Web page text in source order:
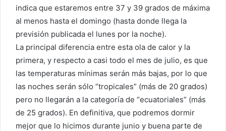
indica que estaremos entre 37 y 39 grados de máxima
al menos hasta el domingo (hasta donde llega la
previsión publicada el lunes por la noche).
La principal diferencia entre esta ola de calor y la
primera, y respecto a casi todo el mes de julio, es que
las temperaturas mínimas serán más bajas, por lo que
las noches serán sólo “tropicales” (más de 20 grados)
pero no llegarán a la categoría de “ecuatoriales” (más
de 25 grados). En definitiva, que podremos dormir
mejor que lo hicimos durante junio y buena parte de